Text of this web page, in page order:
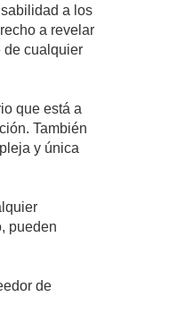
a los
a revelar
de cualquier
que está a
También
y única
pueden
de